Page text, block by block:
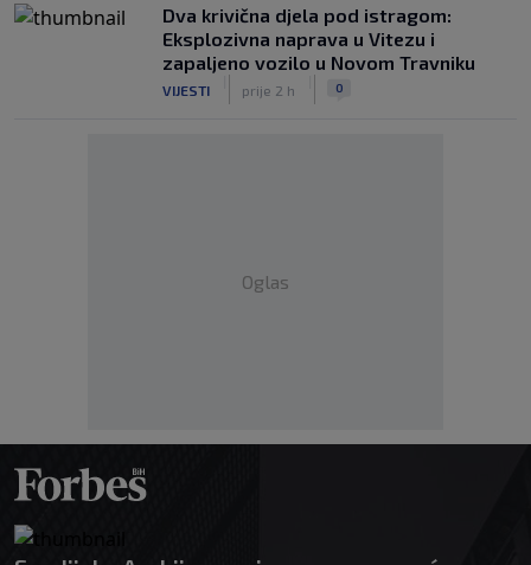
Dva krivična djela pod istragom:
Eksplozivna naprava u Vitezu i
zapaljeno vozilo u Novom Travniku
VIJESTI prije 2 h 0
Oglas